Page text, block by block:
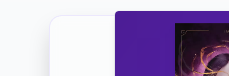
Ricevi la Tua Copia